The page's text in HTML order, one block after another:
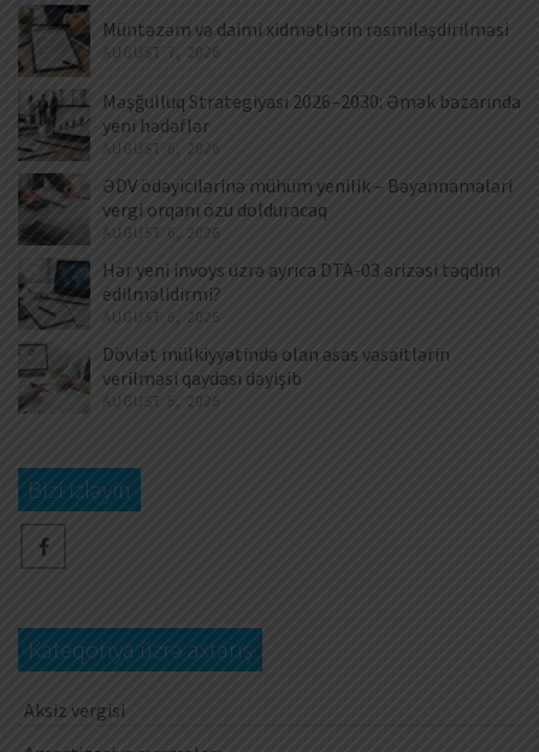
Müntəzəm və daimi xidmətlərin rəsmiləşdirilməsi
AUGUST 7, 2026
Məşğulluq Strategiyası 2026–2030: Əmək bazarında
yeni hədəflər
AUGUST 6, 2026
ƏDV ödəyicilərinə mühüm yenilik – Bəyannamələri
vergi orqanı özü dolduracaq
AUGUST 6, 2026
Hər yeni invoys üzrə ayrıca DTA-03 ərizəsi təqdim
edilməlidirmi?
AUGUST 6, 2026
Dövlət mülkiyyətində olan əsas vəsaitlərin
verilməsi qaydası dəyişib
AUGUST 5, 2026
Bizi izləyin
Kateqoriya üzrə axtarış
Aksiz vergisi